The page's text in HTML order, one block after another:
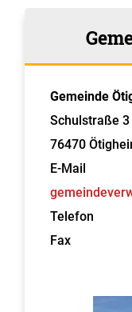
Gemeinde
Schulstraße 3
76470
E-Mail
Telefon
Fax